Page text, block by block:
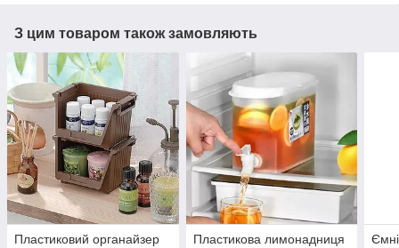
З цим товаром також замовляють
Пластиковий органайзер
Пластикова лимонадниця